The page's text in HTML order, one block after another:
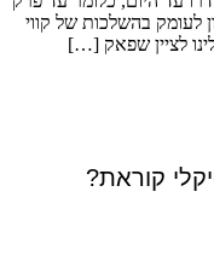
לדון לעומק בהשלכות של קווי
לציין שפאק […]
קוראת?